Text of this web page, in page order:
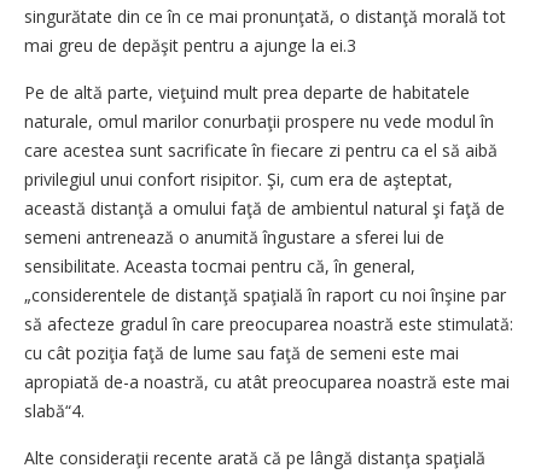
singurătate din ce în ce mai pronunţată, o distanţă morală tot
mai greu de depăşit pentru a ajunge la ei.3
Pe de altă parte, vieţuind mult prea departe de habitatele
naturale, omul marilor conurbaţii prospere nu vede modul în
care acestea sunt sacrificate în fiecare zi pentru ca el să aibă
privilegiul unui confort risipitor. Şi, cum era de aşteptat,
această distanţă a omului faţă de ambientul natural şi faţă de
semeni antrenează o anumită îngustare a sferei lui de
sensibilitate. Aceasta tocmai pentru că, în general,
„considerentele de distanţă spaţială în raport cu noi înşine par
să afecteze gradul în care preocuparea noastră este stimulată:
cu cât poziţia faţă de lume sau faţă de semeni este mai
apropiată de-a noastră, cu atât preocuparea noastră este mai
slabă“4.
Alte consideraţii recente arată că pe lângă distanţa spaţială